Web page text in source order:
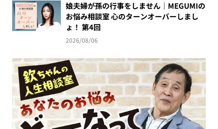
娘夫婦が孫の行事をしません｜MEGUMIの
お悩み相談室 心のターンオーバーしまし
ょ！ 第4回
2026/08/06